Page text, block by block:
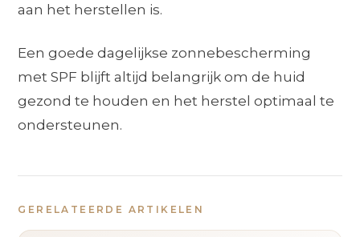
aan het herstellen is.
Een goede dagelijkse zonnebescherming
met SPF blijft altijd belangrijk om de huid
gezond te houden en het herstel optimaal te
ondersteunen.
GERELATEERDE ARTIKELEN